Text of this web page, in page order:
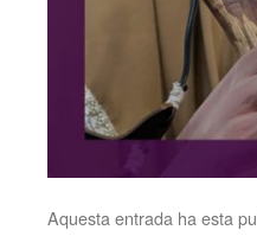
Aquesta entrada ha esta